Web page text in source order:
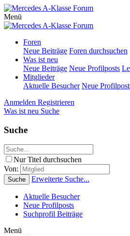
Menü
Foren
Neue Beiträge Foren durchsuchen
Was ist neu
Neue Beiträge Neue Profilposts
Mitglieder
Aktuelle Besucher Neue
Anmelden Registrieren
Was ist neu Suche
Suche
Nur Titel durchsuchen
Von:
Suche Erweiterte Suche...
Aktuelle Besucher
Neue Profilposts
Suchprofil Beiträge
Menü